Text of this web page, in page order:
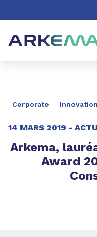
Aller à la recherche
Corporate Innovation
14 MARS 2019 -
Arkema,
Award